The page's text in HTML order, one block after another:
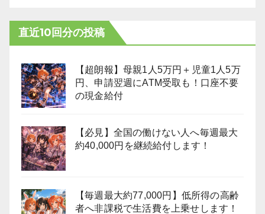
直近10回分の投稿
【超朗報】母親1人5万円＋児童1人5万
円、申請翌週にATM受取も！口座不要
の現金給付
【必見】全国の働けない人へ毎週最大
約40,000円を継続給付します！
【毎週最大約77,000円】低所得の高齢
者へ非課税で生活費を上乗せします！